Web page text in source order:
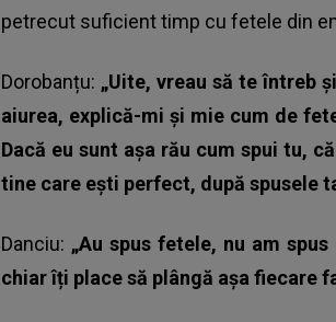
petrecut suficient timp cu fetele din
Dorobanțu: „Uite, vreau să te întreb
aiurea, explică-mi și mie cum de
Dacă eu sunt așa rău cum spui tu,
tine care ești perfect, după spusele
Danciu: „Au spus fetele, nu am
chiar îți place să plângă așa fiecare